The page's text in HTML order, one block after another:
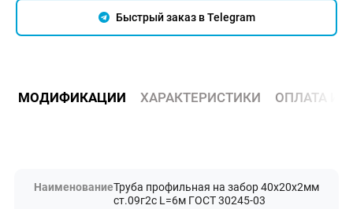
Быстрый заказ в Telegram
МОДИФИКАЦИИ ХАРАКТЕРИСТИКИ ОПЛАТА И
Труба профильная на забор 40х20х2мм
ст.09г2с L=6м ГОСТ 30245-03